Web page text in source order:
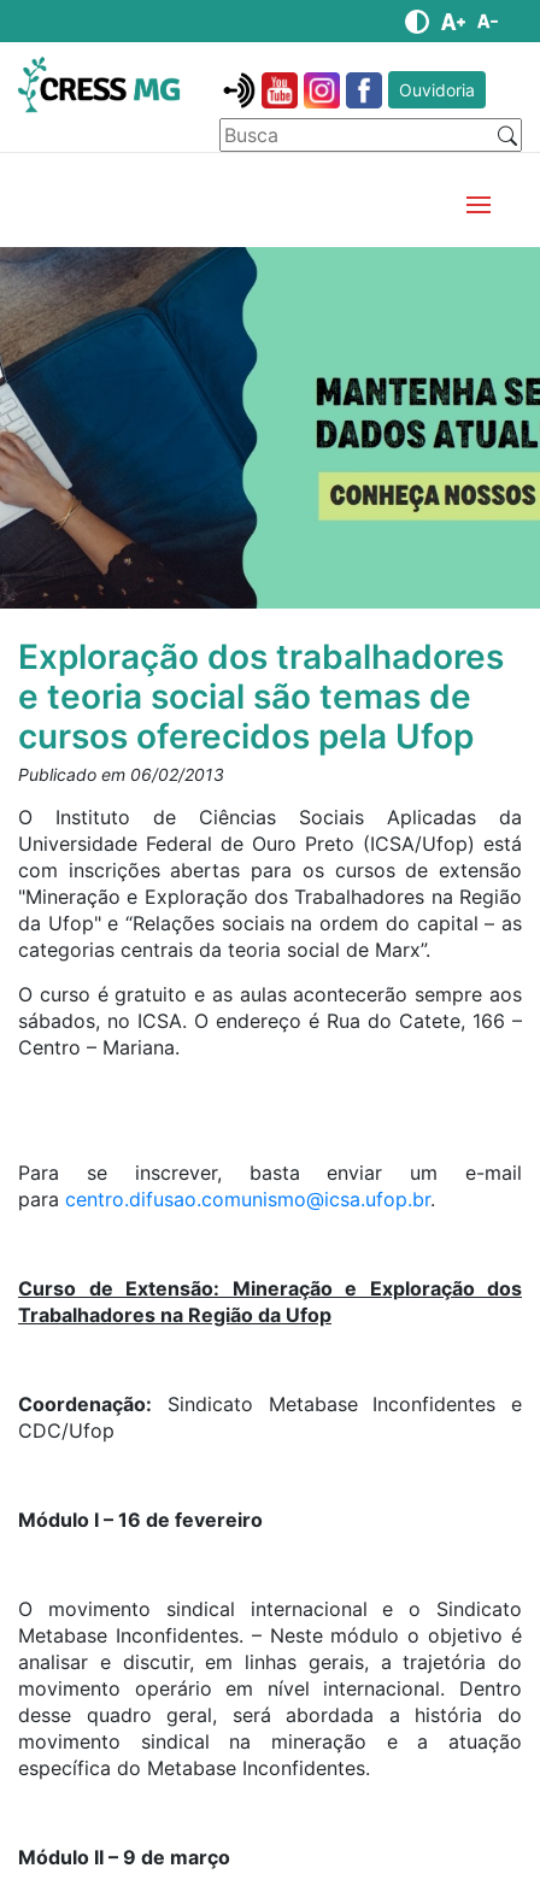
Ouvidoria
Exploração dos trabalhadores
e teoria social são temas de
cursos oferecidos pela Ufop
Publicado em 06/02/2013
O Instituto de Ciências Sociais Aplicadas da
Universidade Federal de Ouro Preto (ICSA/Ufop) está
com inscrições abertas para os cursos de extensão
"Mineração e Exploração dos Trabalhadores na Região
da Ufop" e “Relações sociais na ordem do capital – as
categorias centrais da teoria social de Marx”.
O curso é gratuito e as aulas acontecerão sempre aos
sábados, no ICSA. O endereço é Rua do Catete, 166 –
Centro – Mariana.
Para se inscrever, basta enviar um e-mail
para centro.difusao.comunismo@icsa.ufop.br.
Curso de Extensão: Mineração e Exploração dos
Trabalhadores na Região da Ufop
Coordenação: Sindicato Metabase Inconfidentes e
CDC/Ufop
Módulo I – 16 de fevereiro
O movimento sindical internacional e o Sindicato
Metabase Inconfidentes. – Neste módulo o objetivo é
analisar e discutir, em linhas gerais, a trajetória do
movimento operário em nível internacional. Dentro
desse quadro geral, será abordada a história do
movimento sindical na mineração e a atuação
específica do Metabase Inconfidentes.
Módulo II – 9 de março